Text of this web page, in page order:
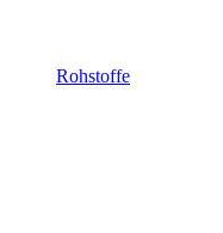
Rohstoffe